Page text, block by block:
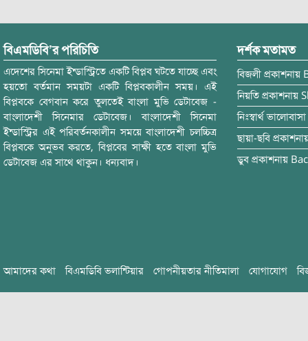
বিএমডিবি’র পরিচিতি
এদেশের সিনেমা ইন্ডাস্ট্রিতে একটি বিপ্লব ঘটতে যাচ্ছে এবং
হয়তো বর্তমান সময়টা একটি বিপ্লবকালীন সময়। এই
বিপ্লবকে বেগবান করে তুলতেই বাংলা মুভি ডেটাবেজ -
বাংলাদেশী সিনেমার ডেটাবেজ। বাংলাদেশী সিনেমা
ইন্ডাস্ট্রির এই পরিবর্তনকালীন সময়ে বাংলাদেশী চলচ্চিত্র
বিপ্লবকে অনুভব করতে, বিপ্লবের সাক্ষী হতে বাংলা মুভি
ডেটাবেজ এর সাথে থাকুন। ধন্যবাদ।
দর্শক মতামত
বিজলী প্রকাশনায়
নিয়তি প্রকাশনায়
নিঃস্বার্থ ভালোবাসা
ছায়া-ছবি
ডুব প্রকাশনায়
আমাদের কথা বিএমডিবি ভলান্টিয়ার গোপনীয়তার নীতিমালা যোগাযোগ